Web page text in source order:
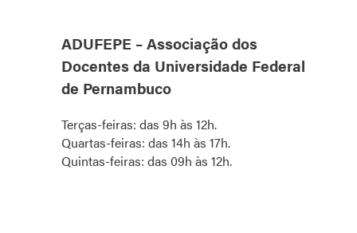
ADUFEPE – Associação dos
Docentes da Universidade Federal
de Pernambuco
Terças-feiras: das 9h às 12h.
Quartas-feiras: das 14h às 17h.
Quintas-feiras: das 09h às 12h.